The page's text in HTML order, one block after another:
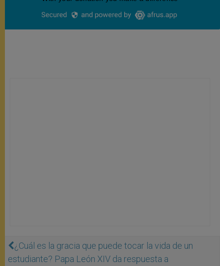
¿Cuál es la gracia que puede tocar la vida de un
estudiante? Papa León XIV da respuesta a